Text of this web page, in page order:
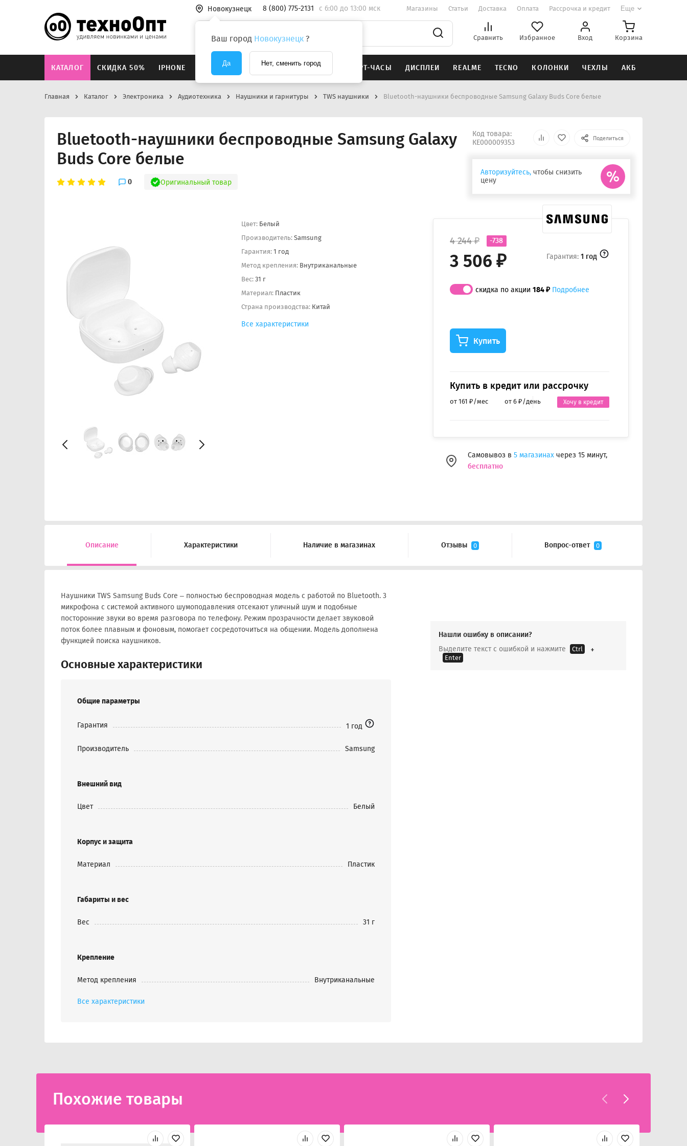
Новокузнецк
Ваш город Новокузнецк ?
Да Нет, сменить город
8 (800) 775-2131 c 6:00 до 13:00 мск Магазины Статьи Доставка Оплата Рассрочка и кредит Еще
Сравнить Избранное Вход Корзина
КАТАЛОГ СКИДКА 50% IPHONE XIAOMI SAMSUNG НАУШНИКИ СМАРТ-ЧАСЫ ДИСПЛЕИ REALME TECNO КОЛОНКИ ЧЕХЛЫ АКБ
Главная Каталог Электроника Аудиотехника Наушники и гарнитуры TWS наушники Bluetooth-наушники беспроводные Samsung Galaxy Buds Core белые
Bluetooth-наушники беспроводные Samsung Galaxy
Buds Core белые
0 Оригинальный товар
Код товара:
КЕ000009353
Поделиться
Авторизуйтесь, чтобы снизить
цену
Цвет: Белый
Производитель: Samsung
Гарантия: 1 год
Метод крепления: Внутриканальные
Вес: 31 г
Материал: Пластик
Страна производства: Китай
Все характеристики
-738
4 244 ₽
3 506 ₽ Гарантия: 1 год
скидка по акции 184 ₽ Подробнее
Купить
Купить в кредит или рассрочку
от 161 ₽/мес от 6 ₽/день Хочу в кредит
Самовывоз в 5 магазинах через 15 минут,
бесплатно
Описание Характеристики Наличие в магазинах Отзывы 0 Вопрос-ответ 0
Наушники TWS Samsung Buds Core – полностью беспроводная модель с работой по Bluetooth. 3
микрофона с системой активного шумоподавления отсекают уличный шум и подобные
посторонние звуки во время разговора по телефону. Режим прозрачности делает звуковой
поток более плавным и фоновым, помогает сосредоточиться на общении. Модель дополнена
функцией поиска наушников.
Основные характеристики
Общие параметры
Гарантия 1 год
Производитель Samsung
Внешний вид
Цвет Белый
Корпус и защита
Материал Пластик
Габариты и вес
Вес 31 г
Крепление
Метод крепления Внутриканальные
Все характеристики
Нашли ошибку в описании?
Выделите текст с ошибкой и нажмите
Ctrl
Enter
Похожие товары